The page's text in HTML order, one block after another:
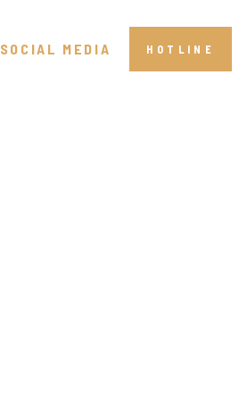
SOCIAL MEDIA HOTLINE